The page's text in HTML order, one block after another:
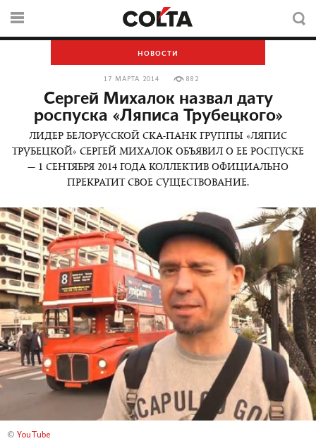
НОВОСТИ
17 МАРТА 2014 882
Сергей Михалок назвал дату
роспуска «Ляписа Трубецкого»
ЛИДЕР БЕЛОРУССКОЙ СКА-ПАНК ГРУППЫ «ЛЯПИС
ТРУБЕЦКОЙ» СЕРГЕЙ МИХАЛОК ОБЪЯВИЛ О ЕЕ РОСПУСКЕ
— 1 СЕНТЯБРЯ 2014 ГОДА КОЛЛЕКТИВ ОФИЦИАЛЬНО
ПРЕКРАТИТ СВОЕ СУЩЕСТВОВАНИЕ.
© YouTube